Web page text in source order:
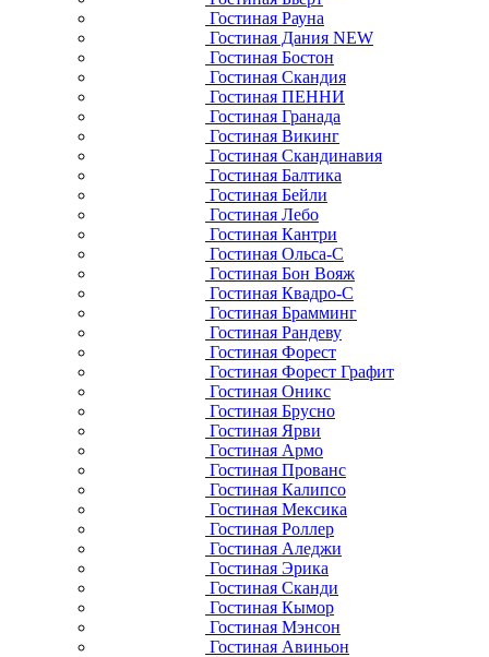
Гостиная Рауна
Гостиная Дания NEW
Гостиная Бостон
Гостиная Скандия
Гостиная ПЕННИ
Гостиная Гранада
Гостиная Викинг
Гостиная Скандинавия
Гостиная Балтика
Гостиная Бейли
Гостиная Лебо
Гостиная Кантри
Гостиная Ольса-С
Гостиная Бон Вояж
Гостиная Квадро-С
Гостиная Брамминг
Гостиная Рандеву
Гостиная Форест
Гостиная Форест Графит
Гостиная Оникс
Гостиная Брусно
Гостиная Ярви
Гостиная Армо
Гостиная Прованс
Гостиная Калипсо
Гостиная Мексика
Гостиная Роллер
Гостиная Аледжи
Гостиная Эрика
Гостиная Сканди
Гостиная Кымор
Гостиная Мэнсон
Гостиная Авиньон